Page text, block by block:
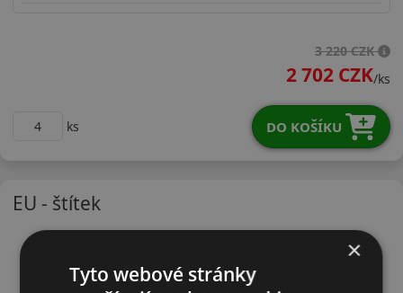
3 220 CZK
2 702 CZK/ks
ks DO KOŠÍKU
EU - štítek
×
Tyto webové stránky